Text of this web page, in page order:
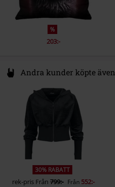
%
203:-
Andra kunder köpte även
30% RABATT
rek-pris Från 799:- Från 552:-